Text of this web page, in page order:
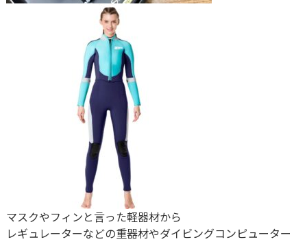
マスクやフィンと言った軽器材から
レギュレーターなどの重器材やダイビングコンピューター